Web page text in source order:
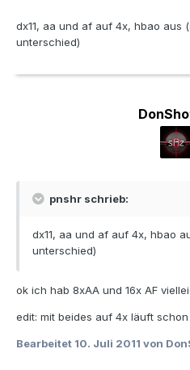
dx11, aa und af auf 4x, hbao aus
unterschied)
pnshr schrieb:
dx11, aa und af auf 4x, hbao
unterschied)
ok ich hab 8xAA und 16x AF
edit: mit beides auf 4x läuft
Bearbeitet 10. Juli 2011 von